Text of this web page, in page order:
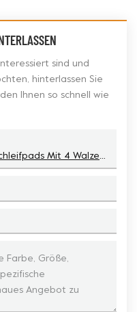
sind und
hinterlassen Sie
Ihnen so schnell wie
6-Zoll-150-Mm-Buschhammer-Schleifpads Mit 4 Walzen Für Die Bearbeitung Der Litchi-Bodenoberfläche